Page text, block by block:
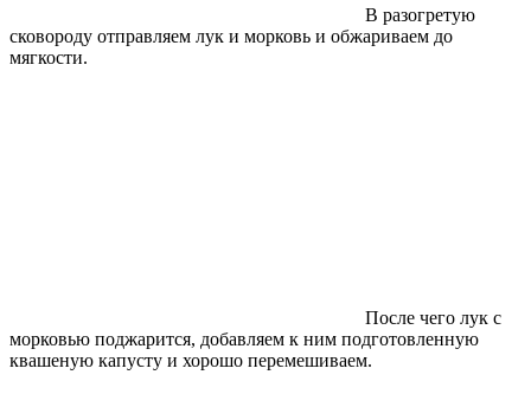
В разогретую
сковороду отправляем лук и морковь и обжариваем до
мягкости.
После чего лук с
морковью поджарится, добавляем к ним подготовленную
квашеную капусту и хорошо перемешиваем.